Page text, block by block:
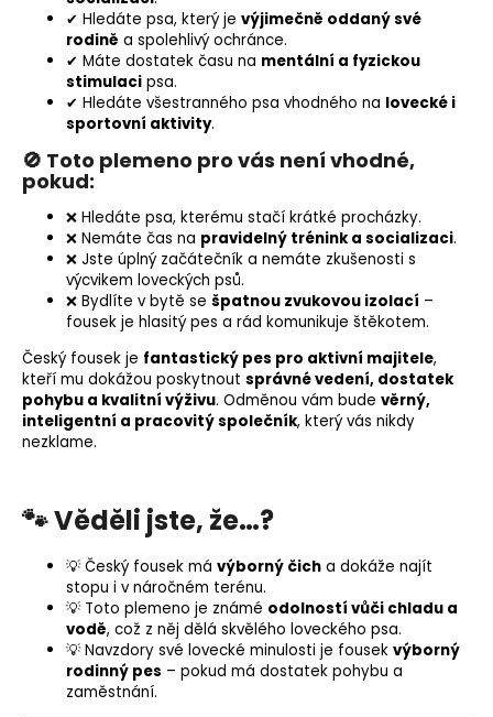
✔ Hledáte psa, který je výjimečně oddaný své
rodině a spolehlivý ochránce.
✔ Máte dostatek času na mentální a fyzickou
stimulaci psa.
✔ Hledáte všestranného psa vhodného na lovecké i
sportovní aktivity.
🚫 Toto plemeno pro vás není vhodné,
pokud:
❌ Hledáte psa, kterému stačí krátké procházky.
❌ Nemáte čas na pravidelný trénink a socializaci.
❌ Jste úplný začátečník a nemáte zkušenosti s
výcvikem loveckých psů.
❌ Bydlíte v bytě se špatnou zvukovou izolací –
fousek je hlasitý pes a rád komunikuje štěkotem.
Český fousek je fantastický pes pro aktivní majitele,
kteří mu dokážou poskytnout správné vedení, dostatek
pohybu a kvalitní výživu. Odměnou vám bude věrný,
inteligentní a pracovitý společník, který vás nikdy
nezklame.
🐾 Věděli jste, že…?
💡 Český fousek má výborný čich a dokáže najít
stopu i v náročném terénu.
💡 Toto plemeno je známé odolností vůči chladu a
vodě, což z něj dělá skvělého loveckého psa.
💡 Navzdory své lovecké minulosti je fousek výborný
rodinný pes – pokud má dostatek pohybu a
zaměstnání.